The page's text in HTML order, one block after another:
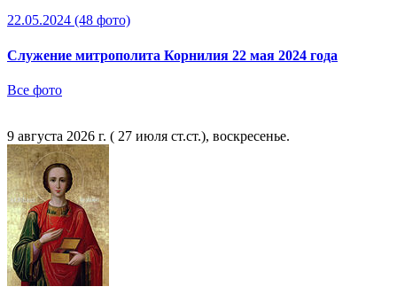
22.05.2024 (48 фото)
Служение митрополита Корнилия 22 мая 2024 года
Все фото
9 августа 2026 г. ( 27 июля ст.ст.), воскресенье.